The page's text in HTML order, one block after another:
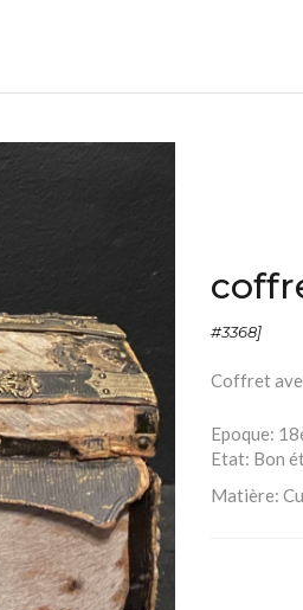
#3368]
Coffret
Epoque:
Etat: Bon
Matière: